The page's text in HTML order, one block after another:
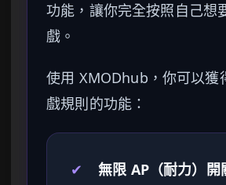
功能，讓你完全按照自己想
戲。
使用 XMODhub，你可以獲
戲規則的功能：
✔ 無限 AP（耐力）開